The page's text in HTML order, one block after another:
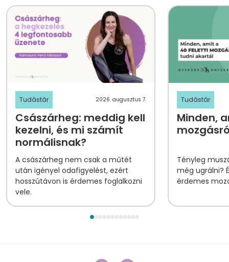
Tudástár 2026. augusztus 7.
Császárheg: meddig kell
kezelni, és mi számít
normálisnak?
A császárheg nem csak a műtét
után igényel odafigyelést, ezért
hosszútávon is érdemes foglalkozni
vele.
Tudástár
Minden,
Tényleg
még ugrálni?
érdemes